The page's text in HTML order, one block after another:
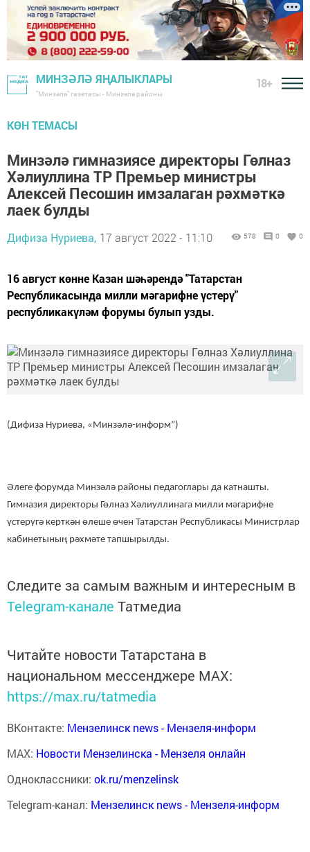
МИНЗӘЛӘ ЯҢАЛЫКЛАРЫ
"Минзәлә" газетасы - Минзәлә районы
18+
КӨН ТЕМАСЫ
Минзәлә гимназиясе директоры Гөлназ
Хәлиуллина ТР Премьер министры
Алексей Песошин имзалаган рәхмәткә
лаек булды
Дифиза Нуриева, 17 август 2022 - 11:10 578 0 0
16 август көнне Казан шәһәрендә "Татарстан
Республикасында милли мәгарифне үстерү"
республикакүләм форумы булып узды.
(Дифиза Нуриева, «Минзәлә-информ”)
Әлеге форумда Минзәлә районы педагоглары да катнашты.
Гимназия директоры Гөлназ Хәлиуллинага милли мәгарифне
үстерүгә керткән өлеше өчен Татарстан Республикасы Министрлар
кабинетының рәхмәте тапшырылды.
Следите за самым важным и интересным в
Telegram-канале Татмедиа
Читайте новости Татарстана в
национальном мессенджере MАХ:
https://max.ru/tatmedia
ВКонтакте: Мензелинск news - Мензеля-информ
MAX: Новости Мензелинска - Мензеля онлайн
Одноклассники: ok.ru/menzelinsk
Telegram-канал: Мензелинск news - Мензеля-информ